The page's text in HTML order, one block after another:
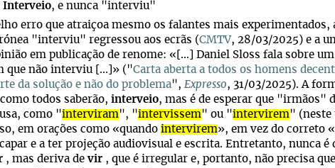
Interveio, e nunca "interviu"
erro que atraiçoa mesmo os falantes mais experimentados,
"interviu" regressou aos ecrãs (CMTV, 28/03/2025) e a
em publicação de renome: «[...] Daniel Sloss fala sobre
que não interviu [...]» ("Carta aberta a todos os homens
da solução e não do problema", Expresso, 31/03/2025). A
todos saberão, interveio, mas é de esperar que "irmãos"
como "interviram", "intervissem" ou "intervirem"
em orações como «quando intervirem», em vez do correto
e a ter projeção audiovisual e escrita. Entretanto, nunca
, mas deriva de vir , que é irregular e, portanto, não precisa